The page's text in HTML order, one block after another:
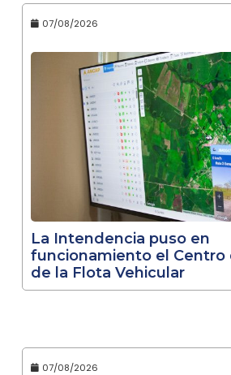
07/08/2026
La Intendencia puso en
funcionamiento el Centro
de la Flota Vehicular
07/08/2026